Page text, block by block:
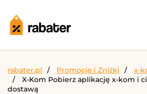
rabater.pl Promocje i Zniżki
x-
X-Kom Pobierz aplikację x-kom i
dostawą